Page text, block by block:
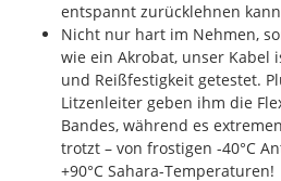
entspannt zurücklehnen
Nicht nur hart im Nehmen,
wie ein Akrobat, unser Kabel
und Reißfestigkeit getestet.
Litzenleiter geben ihm die
Bandes, während es
trotzt – von frostigen -40°C
+90°C Sahara-Temperaturen!